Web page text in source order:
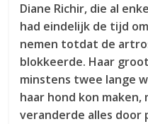
Diane Richir, die al
had eindelijk de tijd
nemen totdat de
blokkeerde. Haar
minstens twee lange
haar hond kon maken,
veranderde alles door